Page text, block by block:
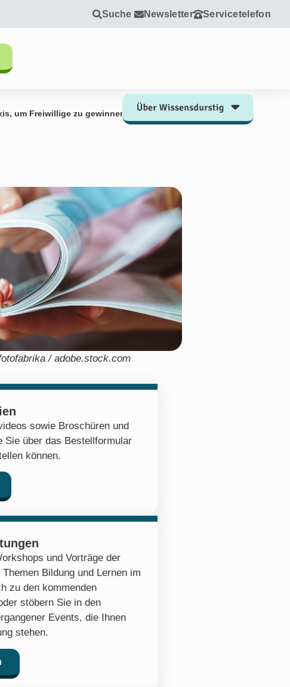
Suche Newsletter Servicetelefon
um Freiwillige zu gewinnen
/ adobe.stock.com
sowie Broschüren und
Sie über das Bestellformular
können.
und Vorträge der
Bildung und Lernen im
zu den kommenden
stöbern Sie in den
Events, die Ihnen
stehen.